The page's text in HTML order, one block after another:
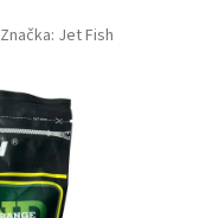
Značka: Jet Fish